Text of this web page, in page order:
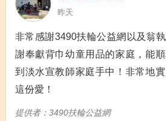
昨天
非常感謝3490扶輪公益網以及翁
謝奉獻背巾幼童用品的家庭，能
到淡水宣教師家庭手中！非常地
這份愛！
提供者：3490扶輪公益網